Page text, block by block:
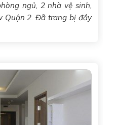
ngủ, 2 nhà vệ sinh,
Quận 2. Đã trang bị đầy